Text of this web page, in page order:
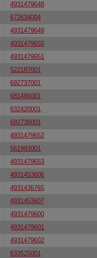
4931479648
672634004
4931479649
4931479650
4931479651
522187001
692737001
681486001
632420001
692738001
4931479652
561993001
4931479653
4931453606
4931436765
4931453607
4931479600
4931479601
4931479602
633525001